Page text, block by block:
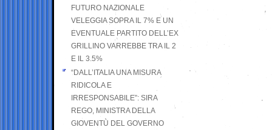
FUTURO NAZIONALE
VELEGGIA SOPRA IL 7% E UN
EVENTUALE PARTITO DELL’EX
GRILLINO VARREBBE TRA IL 2
E IL 3.5%
“DALL’ITALIA UNA MISURA
RIDICOLA E
IRRESPONSABILE”: SIRA
REGO, MINISTRA DELLA
GIOVENTÙ DEL GOVERNO